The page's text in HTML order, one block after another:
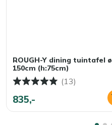
ROUGH-Y dining tuintafel ø
150cm (h:75cm)
(13)
835,-